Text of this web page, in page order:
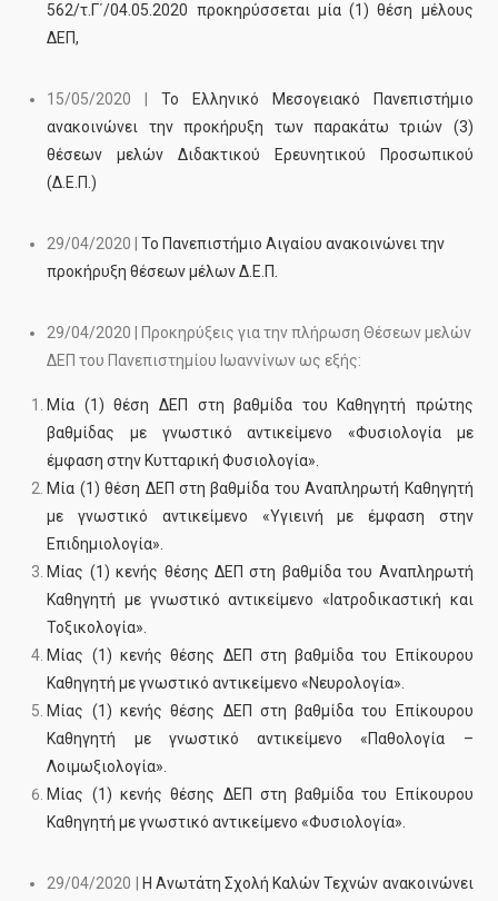
562/τ.Γ΄/04.05.2020 προκηρύσσεται μία (1) θέση μέλους
ΔΕΠ,
15/05/2020 |Το Ελληνικό Μεσογειακό Πανεπιστήμιο
ανακοινώνει την προκήρυξη των παρακάτω τριών (3)
θέσεων μελών Διδακτικού Ερευνητικού Προσωπικού
(Δ.Ε.Π.)
29/04/2020 |Το Πανεπιστήμιο Αιγαίου ανακοινώνει την
προκήρυξη θέσεων μέλων Δ.Ε.Π.
29/04/2020 | Προκηρύξεις για την πλήρωση Θέσεων μελών
ΔΕΠ του Πανεπιστημίου Ιωαννίνων ως εξής:
Μία (1) θέση ΔΕΠ στη βαθμίδα του Καθηγητή πρώτης
βαθμίδας με γνωστικό αντικείμενο «Φυσιολογία με
έμφαση στην Κυτταρική Φυσιολογία».
Μία (1) θέση ΔΕΠ στη βαθμίδα του Αναπληρωτή Καθηγητή
με γνωστικό αντικείμενο «Υγιεινή με έμφαση στην
Επιδημιολογία».
Μίας (1) κενής θέσης ΔΕΠ στη βαθμίδα του Αναπληρωτή
Καθηγητή με γνωστικό αντικείμενο «Ιατροδικαστική και
Τοξικολογία».
Μίας (1) κενής θέσης ΔΕΠ στη βαθμίδα του Επίκουρου
Καθηγητή με γνωστικό αντικείμενο «Νευρολογία».
Μίας (1) κενής θέσης ΔΕΠ στη βαθμίδα του Επίκουρου
Καθηγητή με γνωστικό αντικείμενο «Παθολογία –
Λοιμωξιολογία».
Μίας (1) κενής θέσης ΔΕΠ στη βαθμίδα του Επίκουρου
Καθηγητή με γνωστικό αντικείμενο «Φυσιολογία».
29/04/2020 |
Η Ανωτάτη Σχολή Καλών Τεχνών ανακοινώνει